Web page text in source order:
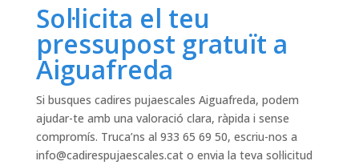
Sol·licita el teu
pressupost gratuït a
Aiguafreda
Si busques cadires pujaescales Aiguafreda, podem
ajudar-te amb una valoració clara, ràpida i sense
compromís. Truca’ns al 933 65 69 50, escriu-nos a
info@cadirespujaescales.cato envia la teva sol·licitud